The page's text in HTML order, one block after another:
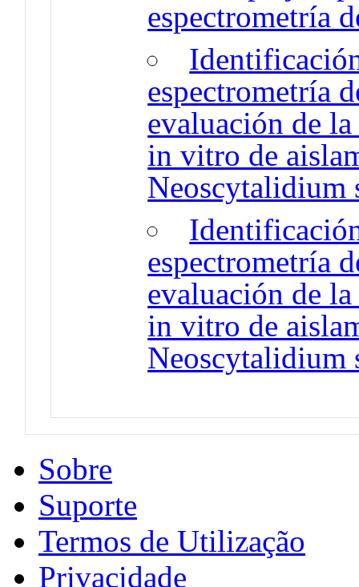
espectrometría
espectrometría
evaluación de
in vitro de
Neoscytalidium
espectrometría
evaluación de
in vitro de
Neoscytalidium
Sobre
Suporte
Termos de Utilização
Privacidade